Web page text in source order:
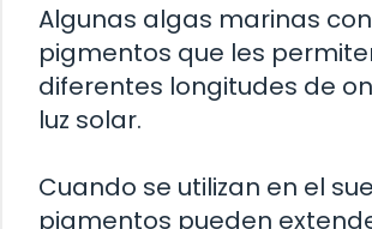
Algunas algas marinas
pigmentos que les
diferentes longitudes de
luz solar.
Cuando se utilizan en el
pigmentos pueden